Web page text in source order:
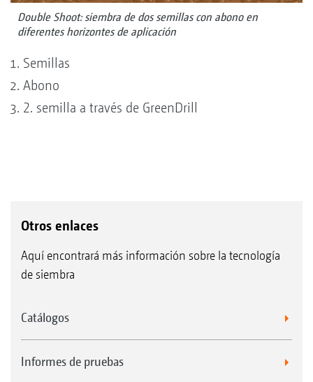
Double Shoot: siembra de dos semillas con abono en
diferentes horizontes de aplicación
Semillas
Abono
2. semilla a través de GreenDrill
Otros enlaces
Aquí encontrará más información sobre la tecnología
de siembra
Catálogos
Informes de pruebas